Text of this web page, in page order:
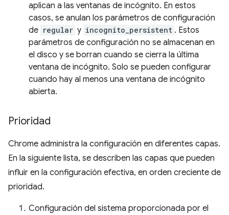
aplican a las ventanas de incógnito. En estos
casos, se anulan los parámetros de configuración
de regular y incognito_persistent . Estos
parámetros de configuración no se almacenan en
el disco y se borran cuando se cierra la última
ventana de incógnito. Solo se pueden configurar
cuando hay al menos una ventana de incógnito
abierta.
Prioridad
Chrome administra la configuración en diferentes capas.
En la siguiente lista, se describen las capas que pueden
influir en la configuración efectiva, en orden creciente de
prioridad.
Configuración del sistema proporcionada por el